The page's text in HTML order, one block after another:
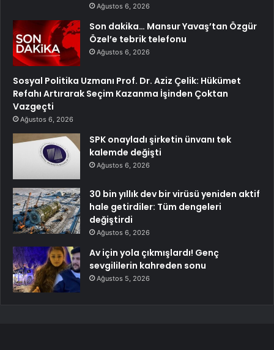
Ağustos 6, 2026
Son dakika… Mansur Yavaş’tan Özgür
Özel’e tebrik telefonu
Ağustos 6, 2026
Sosyal Politika Uzmanı Prof. Dr. Aziz Çelik: Hükümet
Refahı Artırarak Seçim Kazanma İşinden Çoktan
Vazgeçti
Ağustos 6, 2026
SPK onayladı şirketin ünvanı tek
kalemde değişti
Ağustos 6, 2026
30 bin yıllık dev bir virüsü yeniden aktif
hale getirdiler: Tüm dengeleri
değiştirdi
Ağustos 6, 2026
Av için yola çıkmışlardı! Genç
sevgililerin kahreden sonu
Ağustos 5, 2026